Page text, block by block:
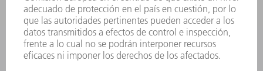
SECTORES
EMPRESA
CARRERA PROFESIONAL
OFERTAS DE TRABAJO
PERFIL DE LA EMPRESA